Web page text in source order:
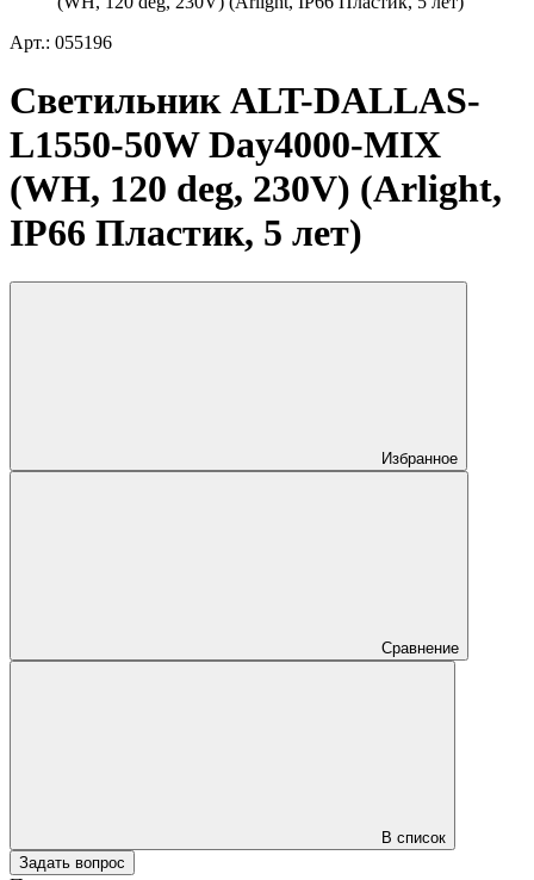
Арт.: 055196
Светильник ALT-DALLAS-
L1550-50W Day4000-MIX
(WH, 120 deg, 230V) (Arlight,
IP66 Пластик, 5 лет)
Избранное
Сравнение
В список
Задать вопрос